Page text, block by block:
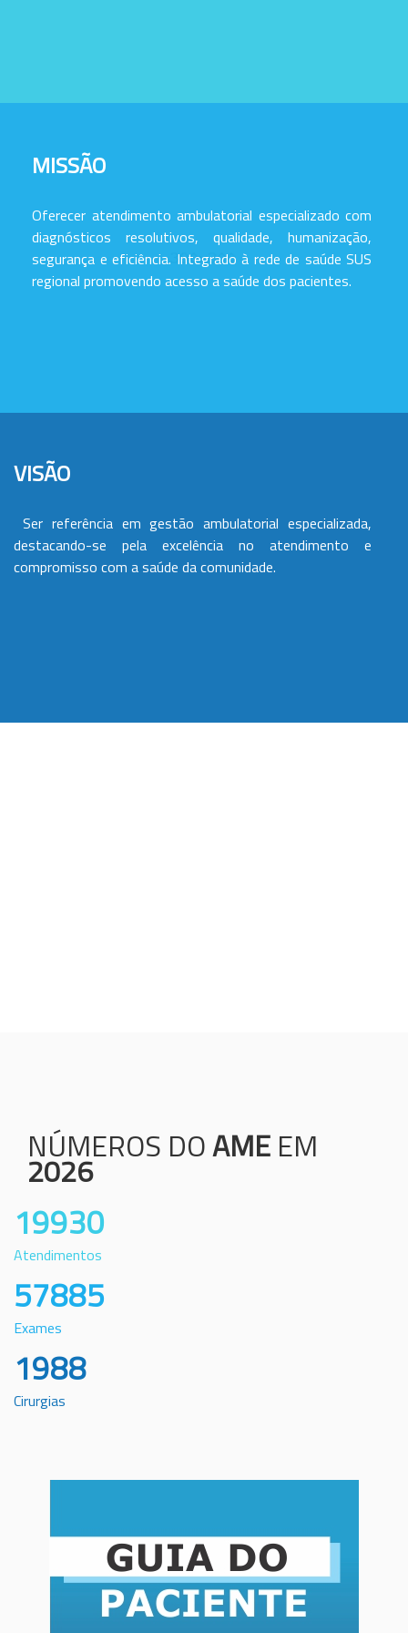
MISSÃO
Oferecer atendimento ambulatorial especializado com
diagnósticos resolutivos, qualidade, humanização,
segurança e eficiência. Integrado à rede de saúde SUS
regional promovendo acesso a saúde dos pacientes.
VISÃO
Ser referência em gestão ambulatorial especializada,
destacando-se pela excelência no atendimento e
compromisso com a saúde da comunidade.
NÚMEROS DOAME EM
2026
19930
Atendimentos
57885
Exames
1988
Cirurgias